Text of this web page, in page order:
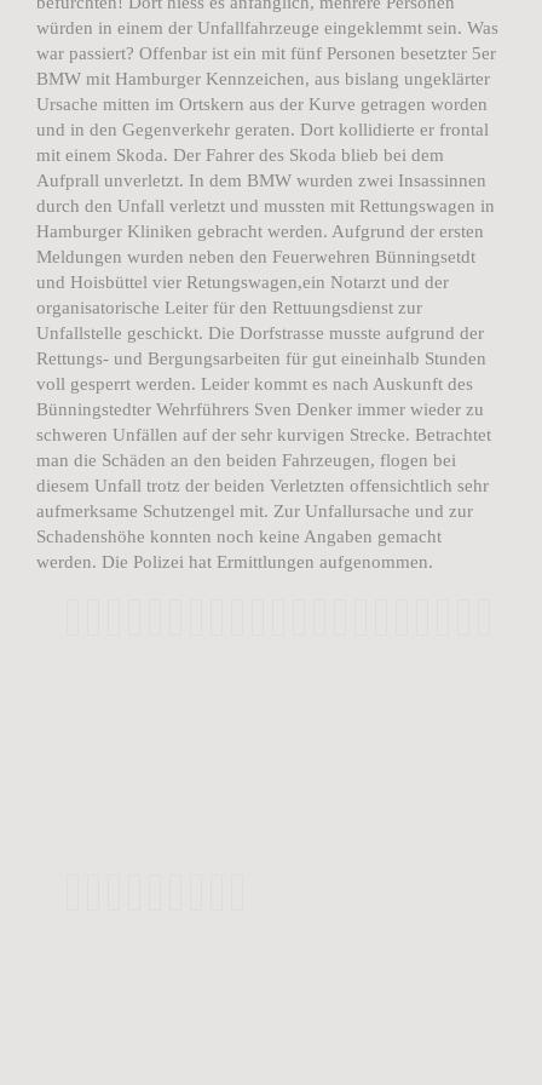
würden in einem der Unfallfahrzeuge eingeklemmt sein. Was
war passiert? Offenbar ist ein mit fünf Personen besetzter 5er
BMW mit Hamburger Kennzeichen, aus bislang ungeklärter
Ursache mitten im Ortskern aus der Kurve getragen worden
und in den Gegenverkehr geraten. Dort kollidierte er frontal
mit einem Skoda. Der Fahrer des Skoda blieb bei dem
Aufprall unverletzt. In dem BMW wurden zwei Insassinnen
durch den Unfall verletzt und mussten mit Rettungswagen in
Hamburger Kliniken gebracht werden. Aufgrund der ersten
Meldungen wurden neben den Feuerwehren Bünningsetdt
und Hoisbüttel vier Retungswagen,ein Notarzt und der
organisatorische Leiter für den Rettuungsdienst zur
Unfallstelle geschickt. Die Dorfstrasse musste aufgrund der
Rettungs- und Bergungsarbeiten für gut eineinhalb Stunden
voll gesperrt werden. Leider kommt es nach Auskunft des
Bünningstedter Wehrführers Sven Denker immer wieder zu
schweren Unfällen auf der sehr kurvigen Strecke. Betrachtet
man die Schäden an den beiden Fahrzeugen, flogen bei
diesem Unfall trotz der beiden Verletzten offensichtlich sehr
aufmerksame Schutzengel mit. Zur Unfallursache und zur
Schadenshöhe konnten noch keine Angaben gemacht
werden. Die Polizei hat Ermittlungen aufgenommen.